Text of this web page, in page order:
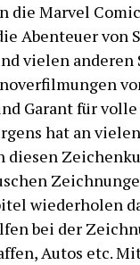
die Marvel
Abenteuer von
vielen
Garant für
hat an
diesen
wiederholen
bei der
Autos etc.